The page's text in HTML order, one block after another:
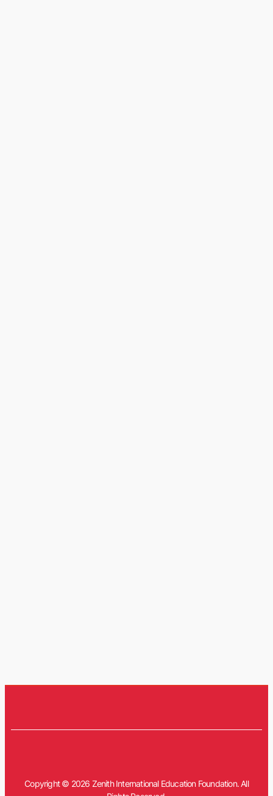
Copyright © 2026 Zenith International Education Foundation. All